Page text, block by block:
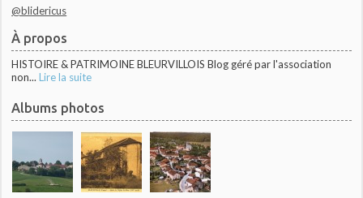
@blidericus
À propos
HISTOIRE & PATRIMOINE BLEURVILLOIS Blog géré par l'association
non... Lire la suite
Albums photos